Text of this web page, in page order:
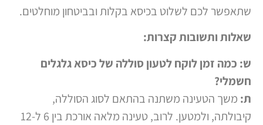
שתאפשר לכם לשלוט בכיסא בקלות ובביטחון מוחלטים.
שאלות ותשובות קצרות:
ש: כמה זמן לוקח לטעון סוללה של כיסא גלגלים
חשמלי?
ת:משך הטעינה משתנה בהתאם לסוג הסוללה,
קיבולתה, ולמטען. לרוב, טעינה מלאה אורכת בין 6 ל-12